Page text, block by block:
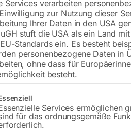
inkl. MwSt.
Lieferzeit:
Bitte
Services verarbeiten
zur Nutzung dieser
Ihrer Daten in den USA
stuft die USA als ein Land
Standards ein. Es besteht
personenbezogene Daten in
ohne dass für
besteht.
eine Liste der Service-Gruppen, für
Services ermöglichen
für das ordnungsgemäße